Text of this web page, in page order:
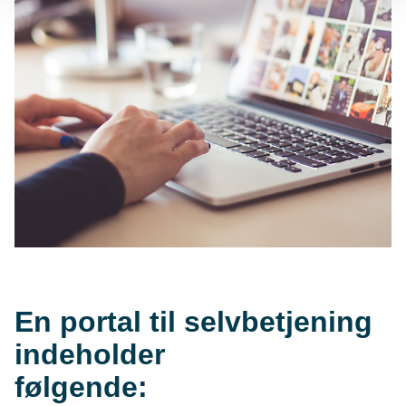
En portal til selvbetjening
indeholder
følgende: